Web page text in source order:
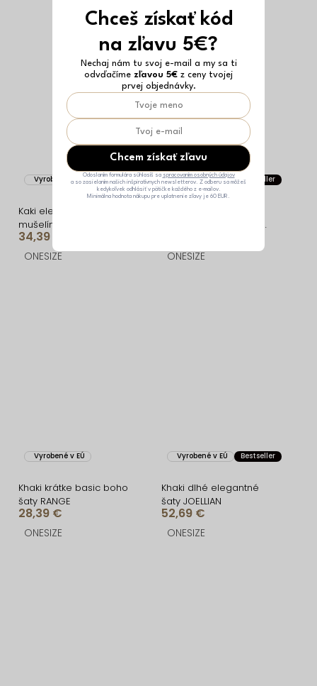
Vyrobené v EÚ
Kaki elegantný
mušelínový komplet
SOLAN
34,39 €
ONESIZE
Vyrobené v EÚ Bestseller
ONESIZE
Vyrobené v EÚ
Khaki krátke basic boho
šaty RANGE
28,39 €
ONESIZE
Vyrobené v EÚ Bestseller
Khaki dlhé elegantné
šaty JOELLIAN
52,69 €
ONESIZE
Chceš získať kód
na zľavu 5€?
Nechaj nám tu svoj e-mail a my sa ti
odvďačíme zľavou 5€ z ceny tvojej
prvej objednávky.
Chcem získať zľavu
Odoslaním formulára súhlasíš sa spracovaním osobných údajov
a so zasielaním našich inšpiratívnych newsletterov. Z odberu sa môžeš
kedykoľvek odhlásiť v pätičke každého z e-mailov.
Minimálna hodnota nákupu pre uplatnenie zľavy je 60 EUR.